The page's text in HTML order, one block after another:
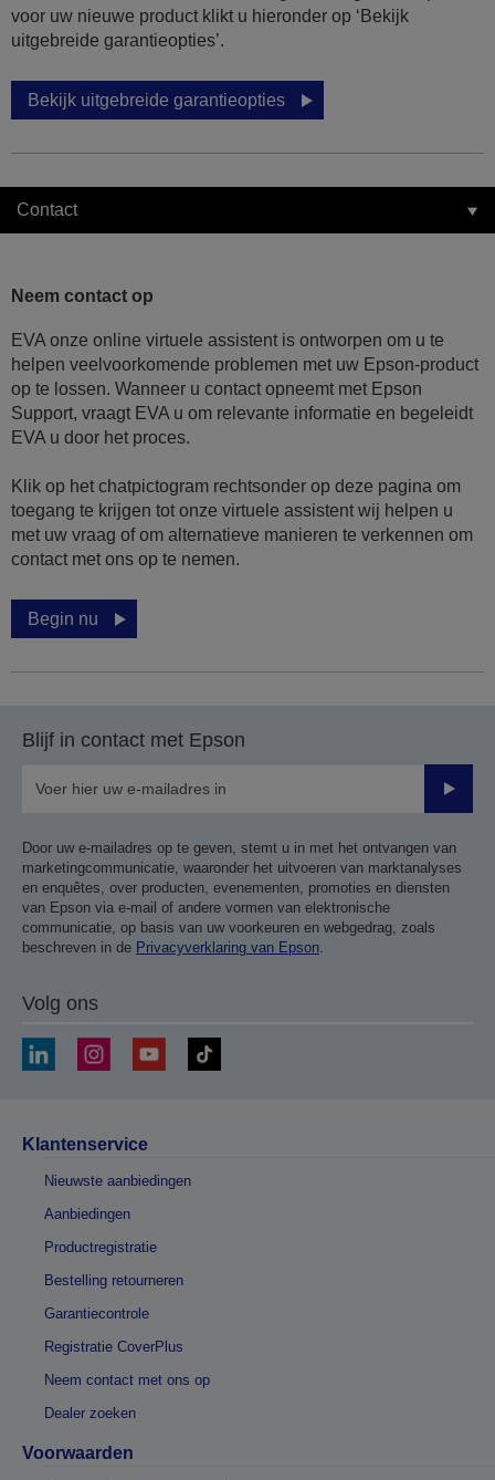
voor uw nieuwe product klikt u hieronder op ‘Bekijk
uitgebreide garantieopties’.
Bekijk uitgebreide garantieopties
Contact
Neem contact op
EVA onze online virtuele assistent is ontworpen om u te
helpen veelvoorkomende problemen met uw Epson-product
op te lossen. Wanneer u contact opneemt met Epson
Support, vraagt EVA u om relevante informatie en begeleidt
EVA u door het proces.
Klik op het chatpictogram rechtsonder op deze pagina om
toegang te krijgen tot onze virtuele assistent wij helpen u
met uw vraag of om alternatieve manieren te verkennen om
contact met ons op te nemen.
Begin nu
Blijf in contact met Epson
Door uw e-mailadres op te geven, stemt u in met het ontvangen van
marketingcommunicatie, waaronder het uitvoeren van marktanalyses
en enquêtes, over producten, evenementen, promoties en diensten
van Epson via e-mail of andere vormen van elektronische
communicatie, op basis van uw voorkeuren en webgedrag, zoals
beschreven in de Privacyverklaring van Epson.
Volg ons
Klantenservice
Nieuwste aanbiedingen
Aanbiedingen
Productregistratie
Bestelling retourneren
Garantiecontrole
Registratie CoverPlus
Neem contact met ons op
Dealer zoeken
Voorwaarden